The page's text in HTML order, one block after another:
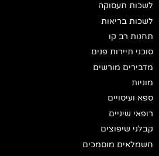
לשכות תעסוקה
לשכות בריאות
תחנות רב קו
סוכני תיירות פנים
מדבירים מורשים
מוניות
ספא ועיסויים
רופאי שיניים
קבלני שיפוצים
חשמלאים מוסמכים